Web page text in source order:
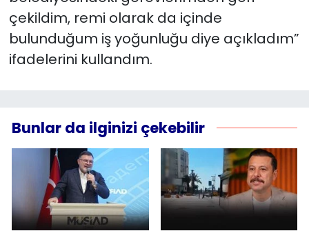
çekildim, remi olarak da içinde
bulunduğum iş yoğunluğu diye açıkladım”
ifadelerini kullandım.
Bunlar da ilginizi çekebilir